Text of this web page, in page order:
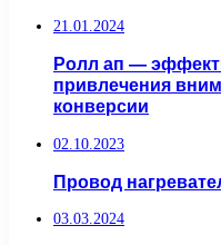
21.01.2024
Ролл ап —
привлечения
конверсии
02.10.2023
Провод
03.03.2024